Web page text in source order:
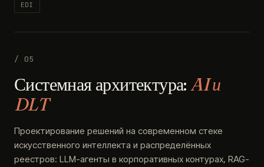
EDI
/ 05
Системная архитектура:AI и
DLT
Проектирование решений на современном стеке
искусственного интеллекта и распределённых
реестров: LLM-агенты в корпоративных контурах, RAG-